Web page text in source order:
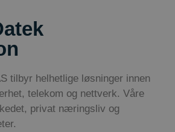
tilbyr helhetlige løsninger innen
telekom og nettverk. Våre
privat næringsliv og